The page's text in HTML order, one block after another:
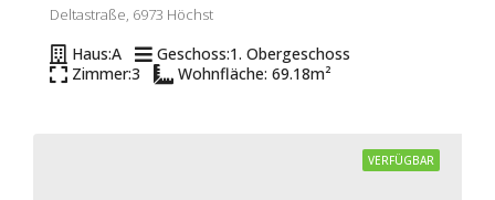
Deltastraße, 6973 Höchst
Haus:A Geschoss:1. Obergeschoss
Zimmer:3 Wohnfläche: 69.18m²
VERFÜGBAR